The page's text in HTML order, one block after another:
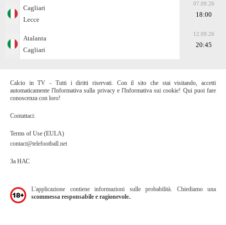
Cagliari
Lecce
07.09.26
18:00
Atalanta
Cagliari
12.09.26
20:45
Calcio in TV - Tutti i diritti riservati. Con il sito che stai visitando, accetti
automaticamente l'Informativa sulla privacy e l'Informativa sui cookie! Qui puoi fare
conoscenza con loro!
Contattaci:
Terms of Use (EULA)
contact@telefootball.net
За НАС
L'applicazione contiene informazioni sulle probabilità. Chiediamo una
scommessa responsabile e ragionevole.